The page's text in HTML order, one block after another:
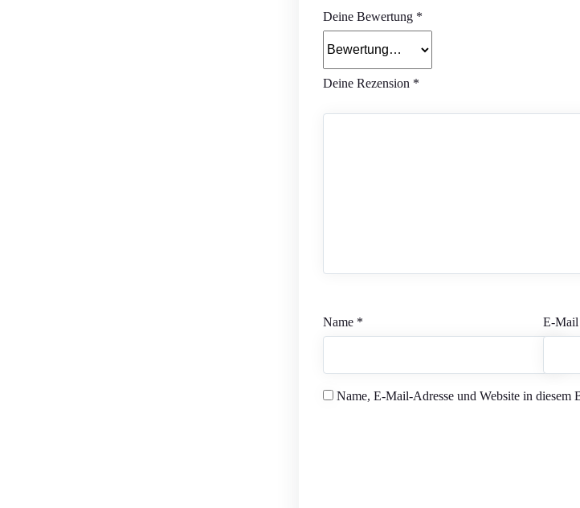
Deine Bewertung *
Deine Rezension *
Name * E-Mail
Name, E-Mail-Adresse und Website in diesem